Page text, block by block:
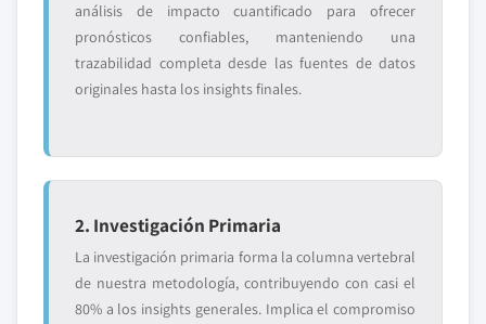
análisis de impacto cuantificado para ofrecer
pronósticos confiables, manteniendo una
trazabilidad completa desde las fuentes de datos
originales hasta los insights finales.
2. Investigación Primaria
La investigación primaria forma la columna vertebral
de nuestra metodología, contribuyendo con casi el
80% a los insights generales. Implica el compromiso